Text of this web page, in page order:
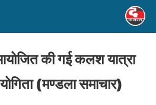
की गई कलश यात्रा
(मण्‍डला समाचार)